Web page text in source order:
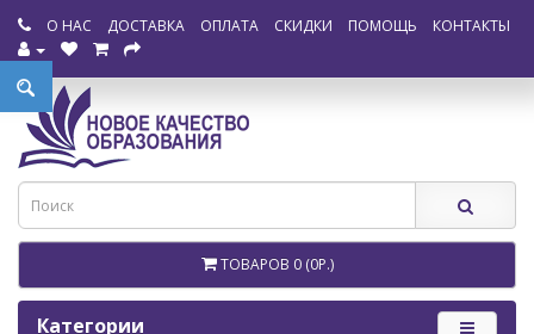
О НАС ДОСТАВКА ОПЛАТА СКИДКИ ПОМОЩЬ КОНТАКТЫ
ТОВАРОВ 0 (0Р.)
Категории